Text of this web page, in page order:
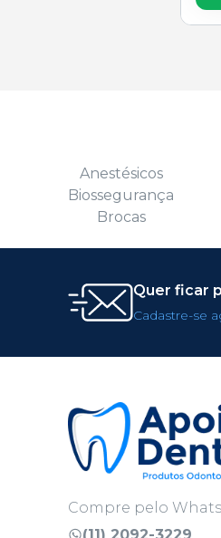
Anestésicos
Biossegurança
Brocas
Quer ficar
Cadastre-se
Compre pelo